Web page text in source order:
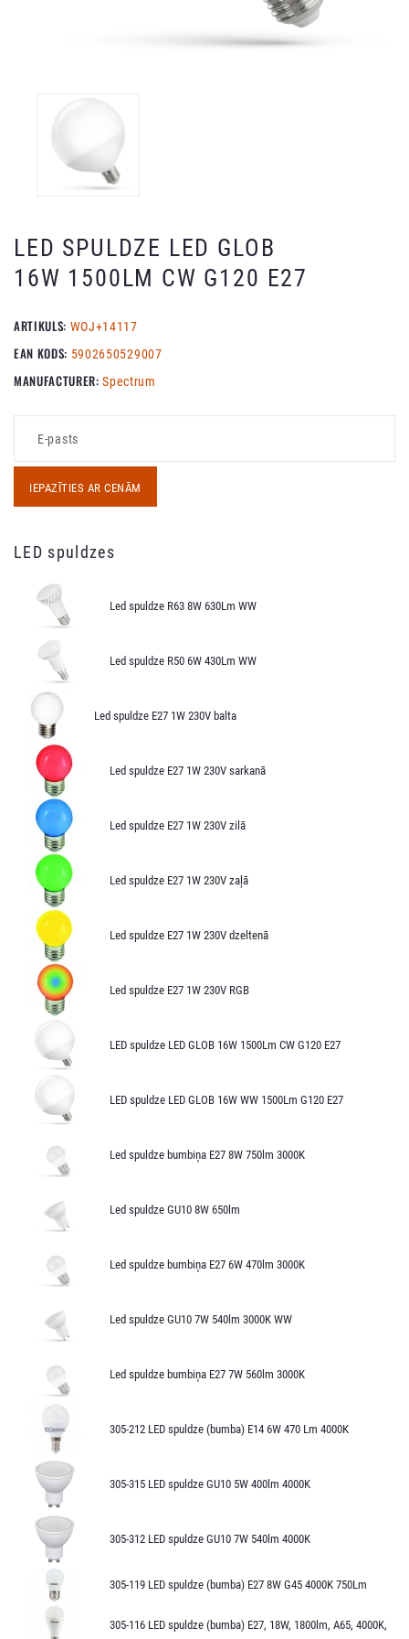
LED SPULDZE LED GLOB
16W 1500LM CW G120 E27
ARTIKULS: WOJ+14117
EAN KODS: 5902650529007
MANUFACTURER: Spectrum
IEPAZĪTIES AR CENĀM
LED spuldzes
Led spuldze R63 8W 630Lm WW
Led spuldze R50 6W 430Lm WW
Led spuldze E27 1W 230V balta
Led spuldze E27 1W 230V sarkanā
Led spuldze E27 1W 230V zilā
Led spuldze E27 1W 230V zaļā
Led spuldze E27 1W 230V dzeltenā
Led spuldze E27 1W 230V RGB
LED spuldze LED GLOB 16W 1500Lm CW G120 E27
LED spuldze LED GLOB 16W WW 1500Lm G120 E27
Led spuldze bumbiņa E27 8W 750lm 3000K
Led spuldze GU10 8W 650lm
Led spuldze bumbiņa E27 6W 470lm 3000K
Led spuldze GU10 7W 540lm 3000K WW
Led spuldze bumbiņa E27 7W 560lm 3000K
305-212 LED spuldze (bumba) E14 6W 470 Lm 4000K
305-315 LED spuldze GU10 5W 400lm 4000K
305-312 LED spuldze GU10 7W 540lm 4000K
305-119 LED spuldze (bumba) E27 8W G45 4000K 750Lm
305-116 LED spuldze (bumba) E27, 18W, 1800lm, A65, 4000K,